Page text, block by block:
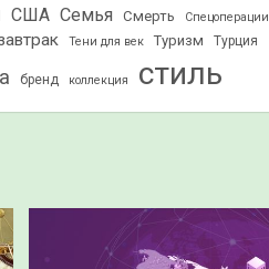
США Семья Смерть Спецоперации
Тени для век Туризм Турция
бренд коллекция стиль